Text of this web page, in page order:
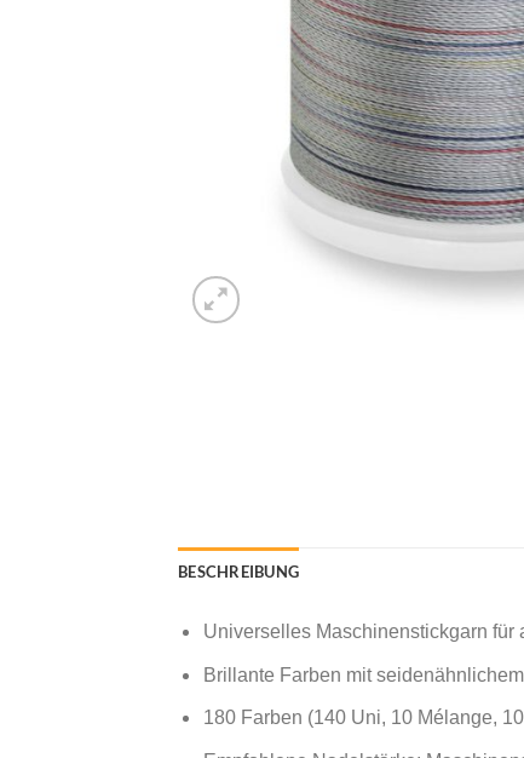
BESCHREIBUNG
Universelles Maschinenstickgarn
Brillante Farben mit
180 Farben (140 Uni, 10 Mélange,